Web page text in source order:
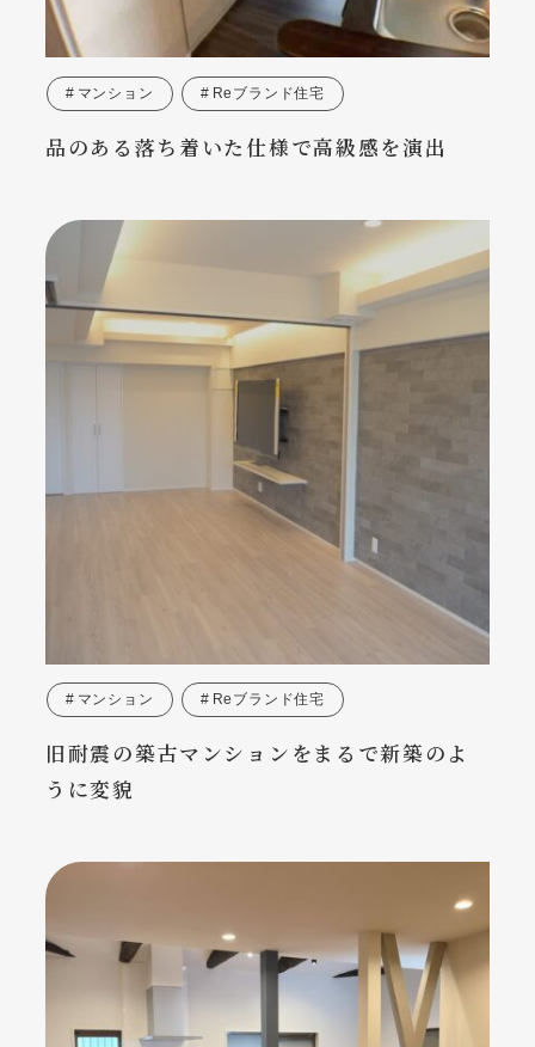
マンション Reブランド住宅
品のある落ち着いた仕様で高級感を演出
マンション Reブランド住宅
旧耐震の築古マンションをまるで新築のよ
うに変貌